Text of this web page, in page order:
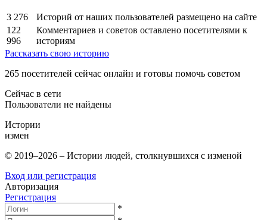
3 276
Историй от наших пользователей размещено на сайте
122
996
Комментариев и советов оставлено посетителями к
историям
Рассказать свою историю
265 посетителей сейчас онлайн и готовы помочь советом
Сейчас в сети
Пользователи не найдены
Истории
измен
© 2019–2026 – Истории людей, столкнувшихся с изменой
Вход или регистрация
Авторизация
Регистрация
*